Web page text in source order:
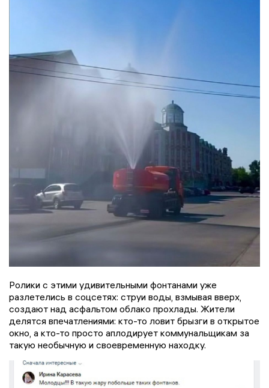
Ролики с этими удивительными фонтанами уже
разлетелись в соцсетях: струи воды, взмывая вверх,
создают над асфальтом облако прохлады. Жители
делятся впечатлениями: кто-то ловит брызги в открытое
окно, а кто-то просто аплодирует коммунальщикам за
такую необычную и своевременную находку.